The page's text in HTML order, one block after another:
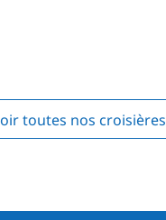
toutes nos croisières